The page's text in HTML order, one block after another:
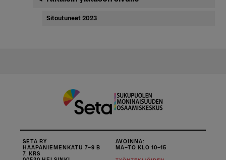
sivupalkki
Sitoutuneet 2023
SETA RY
HAAPANIEMENKATU 7–9 B
7. KRS
AVOINNA:
MA–TO KLO 10–15